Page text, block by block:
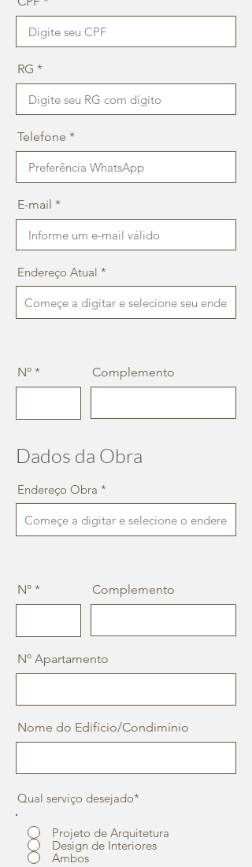
d
RG
Telefone
E-mail
Endereço Atual
Nº Complemento
Dados da Obra
Endereço Obra
Nº Complemento
Nº Apartamento
Nome do Edifício/Condimínio
Qual serviço desejado*
Projeto de Arquitetura
Design de Interiores
Ambos